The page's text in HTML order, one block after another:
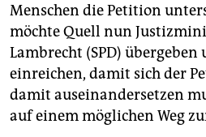
Menschen die Petition
möchte Quell nun
Lambrecht (SPD)
einreichen, damit sich der
damit auseinandersetzen
auf einem möglichen Weg